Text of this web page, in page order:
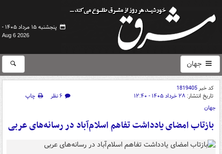
پنجشنبه ۱۵ مرداد ۱۴۰۵ -
Aug 6 2026
جهان
کد خبر1819405
تاریخ انتشار: ۲۸ خرداد ۱۴۰۵ - ۱۲:۴۰ ۶ نظر
چاپ
جهان
بازتاب امضای یادداشت تفاهم اسلام‌آباد در رسانه‌های عربی